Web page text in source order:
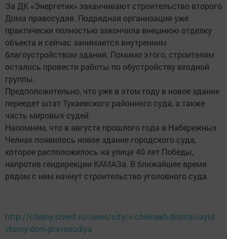
За ДК «Энергетик» заканчивают строительство второго
Дома правосудия. Подрядная организация уже
практически полностью закончила внешнюю отделку
объекта и сейчас занимается внутренним
благоустройством здания. Помимо этого, строителям
осталось провести работы по обустройству входной
группы.
Предположительно, что уже в этом году в новое здание
переедет штат Тукаевского районного суда, а также
часть мировых судей.
Напомним, что в августе прошлого года в Набережных
Челнах появилось новое здание городского суда,
которое расположилось на улице 40 лет Победы,
напротив гендирекции КАМАЗа. В ближайшее время
рядом с ним начнут строительство уголовного суда.
http://chelny-izvest.ru/news/city/v-chelnakh-dostraivayut-
vtoroy-dom-pravosudiya